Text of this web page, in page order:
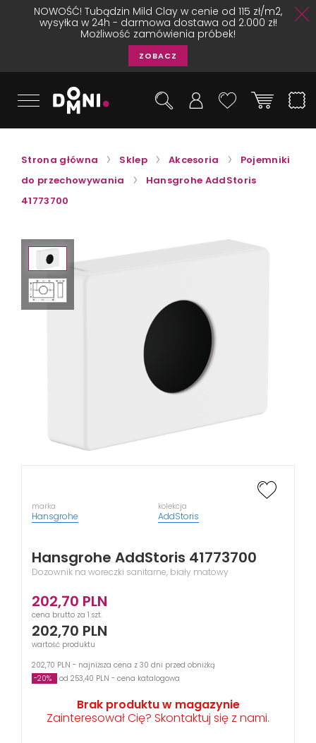
NOWOŚĆ! Tubądzin Mild Clay w cenie od 115 zł/m2,
wysyłka w 24h - darmowa dostawa od 2.000 zł!
Możliwość zamówienia próbek!
ZOBACZ
Strona główna Sklep Akcesoria
Pojemniki
do przechowywania
Hansgrohe AddStoris
41773700
marka
Hansgrohe
kolekcja
AddStoris
Hansgrohe AddStoris 41773700
Dozownik na woreczki sanitarne, biały matowy
202,70 PLN
cena brutto za 1 szt.
202,70 PLN
wartość produktu
202,70 PLN - najniższa cena z 30 dni przed obniżką
-20%
od 253,40 PLN - cena katalogowa
Brak produktu w magazynie
Zainteresował Cię? Skontaktuj się z nami.